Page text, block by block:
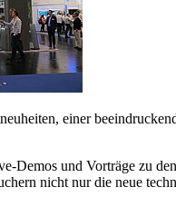
einer
Demos und Vorträge zu den
nicht nur die neue